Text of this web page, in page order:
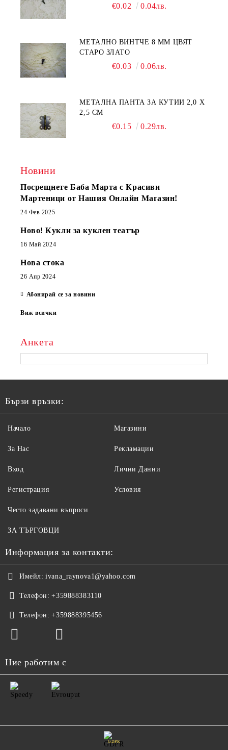
€0.02 0.04лв.
МЕТАЛНО ВИНТЧЕ 8 ММ ЦВЯТ
СТАРО ЗЛАТО
€0.03 0.06лв.
МЕТАЛНА ПАНТА ЗА КУТИИ 2,0 Х
2,5 СМ
€0.15 0.29лв.
Новини
Посрещнете Баба Марта с Красиви
Мартеници от Нашия Онлайн Магазин!
24 Фев 2025
Ново! Кукли за куклен театър
16 Май 2024
Нова стока
26 Апр 2024
Абонирай се за новини
Виж всички
Анкета
Бързи връзки:
Начало
За Нас
Вход
Регистрация
Магазини
Рекламации
Лични Данни
Условия
Често задавани въпроси
ЗА ТЪРГОВЦИ
Информация за контакти:
Имейл: ivana_raynova1@yahoo.com
Телефон: +359888383110
Телефон: +359888395456
Ние работим с
GDPR